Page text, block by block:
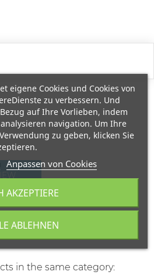
in the same category:
eigene Cookies und Cookies von
zu verbessern. Und
auf Ihre Vorlieben, indem
navigation. Um Ihre
zu geben, klicken Sie
Anpassen von Cookies
ABLEHNEN
AKZEPTIERE